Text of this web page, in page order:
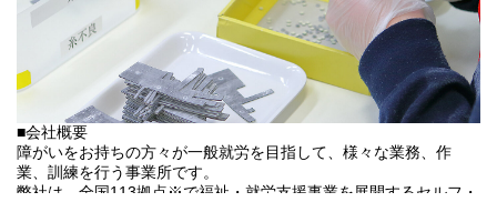
未経験の方でもご安心ください！
■会社概要
障がいをお持ちの方々が一般就労を目指して、様々な業務、作
業、訓練を行う事業所です。
弊社は、全国113拠点※で福祉・就労支援事業を展開するセルフ・